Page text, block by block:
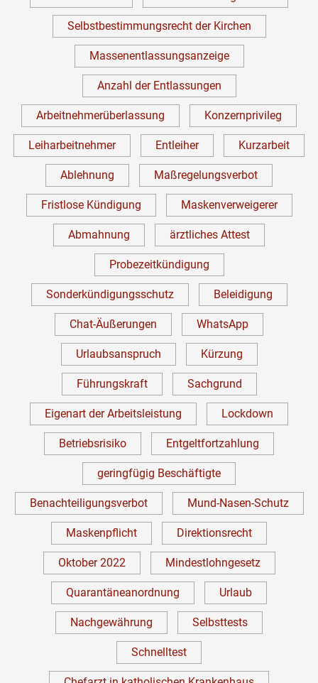
Selbstbestimmungsrecht der Kirchen
Massenentlassungsanzeige
Anzahl der Entlassungen
Arbeitnehmerüberlassung Konzernprivileg
Leiharbeitnehmer Entleiher Kurzarbeit
Ablehnung Maßregelungsverbot
Fristlose Kündigung Maskenverweigerer
Abmahnung ärztliches Attest
Probezeitkündigung
Sonderkündigungsschutz Beleidigung
Chat-Äußerungen WhatsApp
Urlaubsanspruch Kürzung
Führungskraft Sachgrund
Eigenart der Arbeitsleistung Lockdown
Betriebsrisiko Entgeltfortzahlung
geringfügig Beschäftigte
Benachteiligungsverbot Mund-Nasen-Schutz
Maskenpflicht Direktionsrecht
Oktober 2022 Mindestlohngesetz
Quarantäneanordnung Urlaub
Nachgewährung Selbsttests
Schnelltest